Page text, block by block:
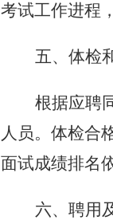
考试工作进程
五、体检
根据应聘
人员。体检合
面试成绩排名
六、聘用